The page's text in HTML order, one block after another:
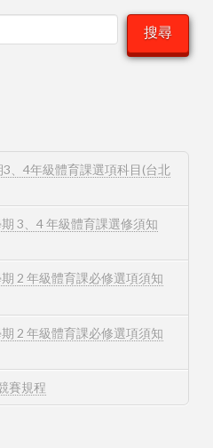
搜尋
、4年級體育課選項科目(台北
3、4 年級體育課選修須知
2 年級體育課必修選項須知
2 年級體育課必修選項須知
賽規程